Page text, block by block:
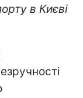
в Києві